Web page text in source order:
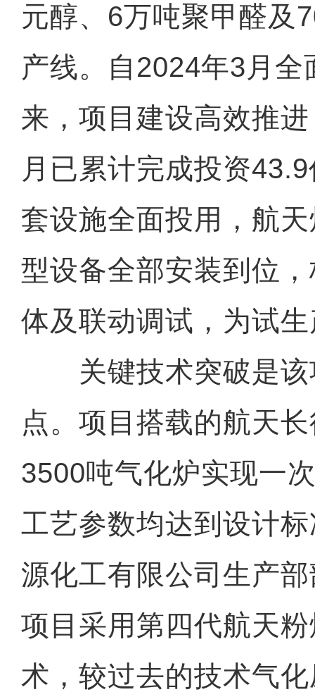
元醇、6万吨聚甲醛及
产线。自2024年3月全
来，项目建设高效推
月已累计完成投资
套设施全面投用，航
型设备全部安装到位
体及联动调试，为试
关键技术突破是该
点。项目搭载的航天
3500吨气化炉实现一
工艺参数均达到设计
源化工有限公司生产
项目采用第四代航天
术，较过去的技术气